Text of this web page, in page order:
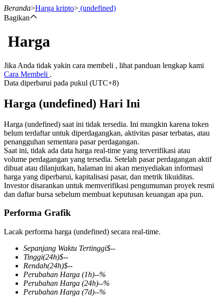
Berjangka
USDT Berjangka
Kontrak berjangka menggunakan USDT sebagai jaminannya
COIN-M Berjangka
Mata Uang Kripto Berjangka
Beranda>Harga kripto> (undefined)
Bagikan
Harga
Jika Anda tidak yakin cara membeli , lihat panduan lengkap kami
Cara Membeli .
Data diperbarui pada pukul (UTC+8)
Harga (undefined) Hari Ini
Harga (undefined) saat ini tidak tersedia. Ini mungkin karena token
belum terdaftar untuk diperdagangkan, aktivitas pasar terbatas, atau
penangguhan sementara pasar perdagangan.
Saat ini, tidak ada data harga real-time yang terverifikasi atau
volume perdagangan yang tersedia. Setelah pasar perdagangan aktif
dibuat atau dilanjutkan, halaman ini akan menyediakan informasi
harga yang diperbarui, kapitalisasi pasar, dan metrik likuiditas.
Investor disarankan untuk memverifikasi pengumuman proyek resmi
dan daftar bursa sebelum membuat keputusan keuangan apa pun.
Performa Grafik
Lacak performa harga (undefined) secara real-time.
Sepanjang Waktu Tertinggi$--
Tinggi(24h)$--
Rendah(24h)$--
Perubahan Harga (1h)--%
Perubahan Harga (24h)--%
Perubahan Harga (7d)--%